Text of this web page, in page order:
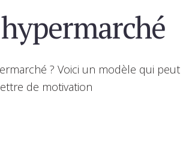
? Voici un modèle qui peut
de motivation